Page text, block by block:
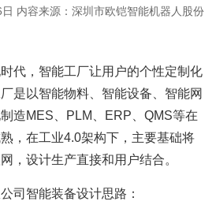
内容来源：深圳市欧铠智能机器人股份
代，智能工厂让用户的个性定制化
是以智能物料、智能设备、智能网
造MES、PLM、ERP、QMS等在
，在工业4.0架构下，主要基础将
，设计生产直接和用户结合。
司智能装备设计思路：